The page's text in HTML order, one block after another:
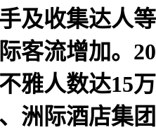
及收集达人
客流增加。
雅人数达15
洲际酒店集